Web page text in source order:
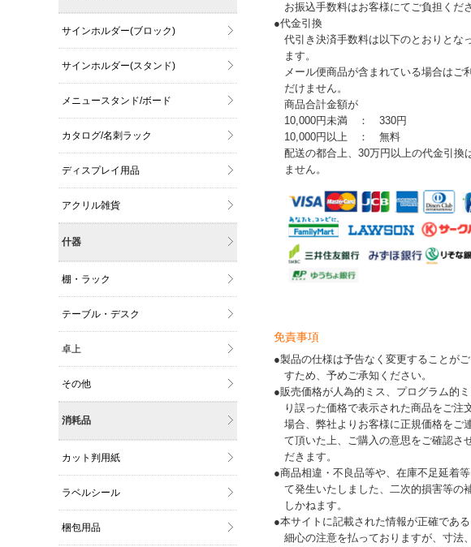
お振込手数料はお客様にてご負担くださ
●代金引換
代引き決済手数料は以下のとおりとな
ます。
メール便商品が含まれている場合はご
だけません。
商品合計金額が
10,000円未満 ： 330円
10,000円以上 ： 無料
配送の都合上、30万円以上の代金引換
ません。
免責事項
●製品の仕様は予告なく変更することがご
すため、予めご承知ください。
●販売価格が人為的ミス、プログラム的ミ
り誤った価格で表示された商品をご注
場合、弊社よりお客様に正規価格をご
て頂いた上、ご購入の意思をご確認さ
だきます。
●商品相違・不良品等や、在庫不足延着
て発生いたしました、二次的損害等の
しかねます。
●本サイトに記載された情報が正確であ
細心の注意を払っておりますが、寸法
サインホルダー(ブロック)
サインホルダー(スタンド)
メニュースタンド/ボード
カタログ/名刺ラック
ディスプレイ用品
アクリル雑貨
什器
棚・ラック
テーブル・デスク
卓上
その他
消耗品
カット判用紙
ラベルシール
梱包用品